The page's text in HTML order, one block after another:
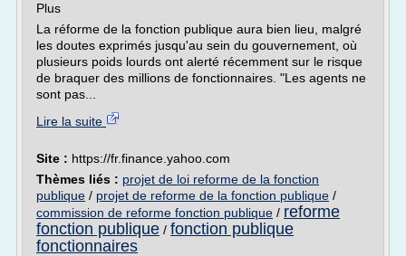
Plus
La réforme de la fonction publique aura bien lieu, malgré
les doutes exprimés jusqu'au sein du gouvernement, où
plusieurs poids lourds ont alerté récemment sur le risque
de braquer des millions de fonctionnaires. "Les agents ne
sont pas...
Lire la suite
Site : https://fr.finance.yahoo.com
Thèmes liés : projet de loi reforme de la fonction
publique / projet de reforme de la fonction publique /
commission de reforme fonction publique / reforme
fonction publique / fonction publique
fonctionnaires